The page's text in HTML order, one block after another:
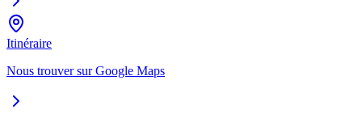
Itinéraire
Nous trouver sur Google Maps